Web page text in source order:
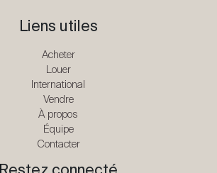
Liens utiles
Acheter
Louer
International
Vendre
À propos
Équipe
Contacter